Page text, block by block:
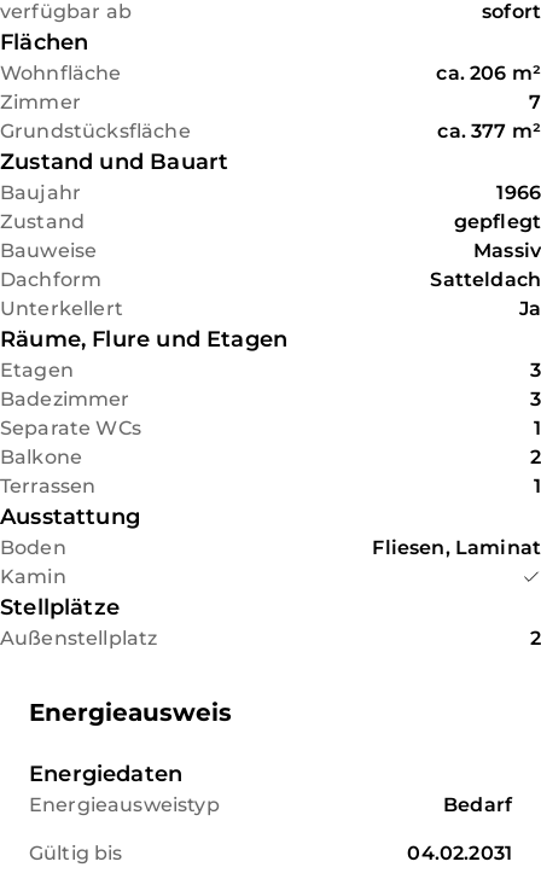
Erreichen von Köln und Frankfurt in
verfügbar ab sofort
Flächen
Wohnfläche ca. 206 m²
Zimmer
7
Grundstücksfläche
ca. 377 m²
Zustand und Bauart
Baujahr
1966
Zustand
gepflegt
Bauweise
Massiv
Dachform
Satteldach
Unterkellert
Ja
Räume, Flure und Etagen
Etagen
3
Badezimmer
3
Separate WCs
1
Balkone
2
Terrassen
1
Ausstattung
Boden
Fliesen, Laminat
Kamin
Stellplätze
Außenstellplatz 2
Energieausweis
Energiedaten
Energieausweistyp Bedarf
Gültig bis 04.02.2031